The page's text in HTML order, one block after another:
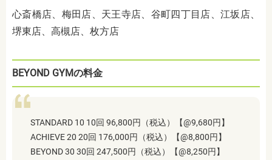
心斎橋店、梅田店、天王寺店、谷町四丁目店、江坂店、
堺東店、高槻店、枚方店
BEYOND GYMの料金
STANDARD 10 10回 96,800円（税込）【@9,680円】
ACHIEVE 20 20回 176,000円（税込）【@8,800円】
BEYOND 30 30回 247,500円（税込）【@8,250円】